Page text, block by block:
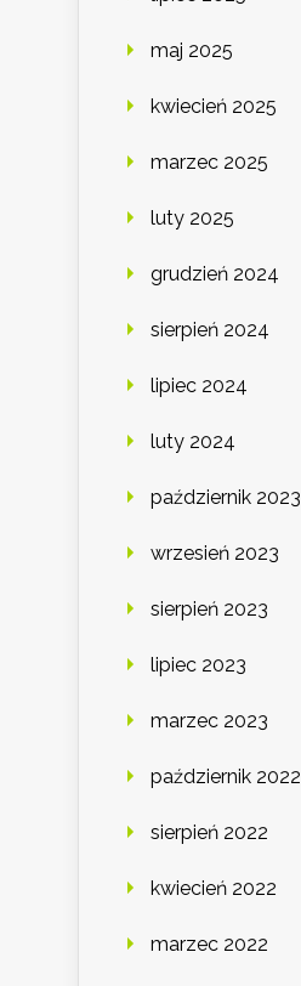
maj 2025
kwiecień 2025
marzec 2025
luty 2025
grudzień 2024
sierpień 2024
lipiec 2024
luty 2024
październik 2023
wrzesień 2023
sierpień 2023
lipiec 2023
marzec 2023
październik 2022
sierpień 2022
kwiecień 2022
marzec 2022